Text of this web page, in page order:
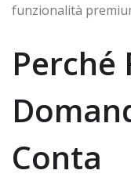
funzionalità
Perché
Conta